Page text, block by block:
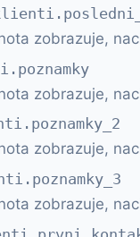
zobrazuje,
zobrazuje,
zobrazuje,
zobrazuje,